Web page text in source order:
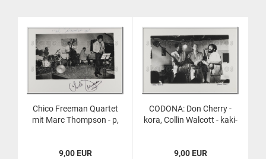
Chico Free­man Quar­tet
mit Marc Thomp­son - p,
9,00 EUR
CODO­NA: Don Cher­ry -
kora, Col­lin Wal­cott - kaki­
9,00 EUR